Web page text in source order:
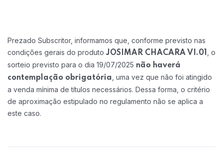
Prezado Subscritor, informamos que, conforme previsto nas
condições gerais do produto JOSIMAR CHACARA VI.01
, o
sorteio previsto para o dia 19/07/2025 não haverá
contemplação obrigatória , uma vez que não foi atingido
a venda mínima de títulos necessários. Dessa forma, o critério
de aproximação estipulado no regulamento não se aplica a
este caso.